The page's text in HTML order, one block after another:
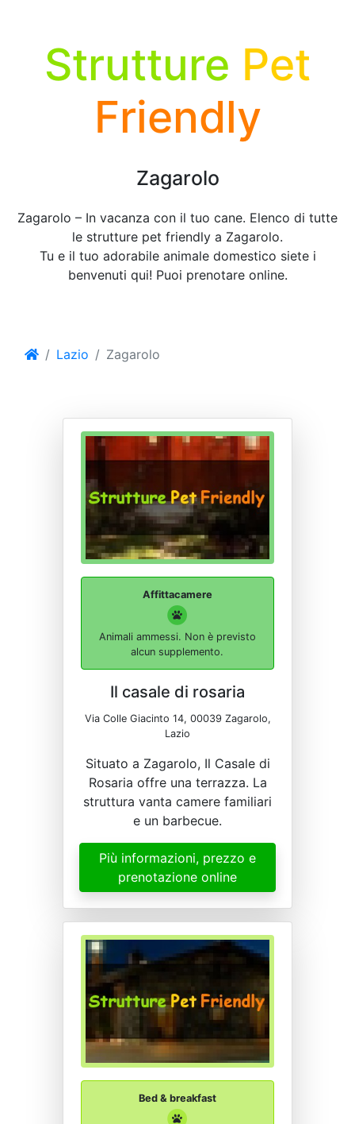
Strutture Pet
Friendly
Zagarolo
Zagarolo – In vacanza con il tuo cane. Elenco di tutte
le strutture pet friendly a Zagarolo.
Tu e il tuo adorabile animale domestico siete i
benvenuti qui! Puoi prenotare online.
Lazio Zagarolo
Affittacamere
Animali ammessi. Non è previsto
alcun supplemento.
Il casale di rosaria
Via Colle Giacinto 14, 00039 Zagarolo,
Lazio
Situato a Zagarolo, Il Casale di
Rosaria offre una terrazza. La
struttura vanta camere familiari
e un barbecue.
Più informazioni, prezzo e
prenotazione online
Bed & breakfast